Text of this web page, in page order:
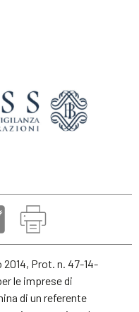
Prot. n. 47-14-
le imprese di
di un referente